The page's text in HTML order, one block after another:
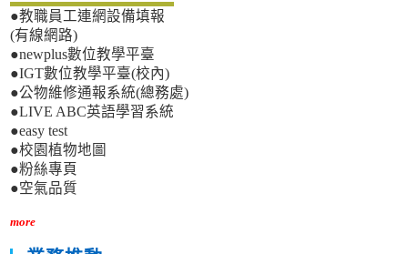
●教職員工連網設備填報
(有線網路)
●newplus數位教學平臺
●IGT數位教學平臺(校內)
●公物維修通報系統(總務處)
●LIVE ABC英語學習系統
●easy test
●校園植物地圖
●粉絲專頁
●空氣品質
more